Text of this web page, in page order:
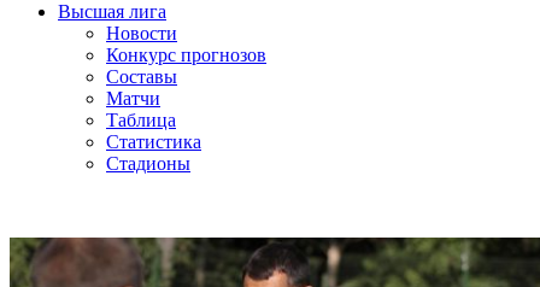
Высшая лига
Новости
Конкурс прогнозов
Составы
Матчи
Таблица
Статистика
Стадионы